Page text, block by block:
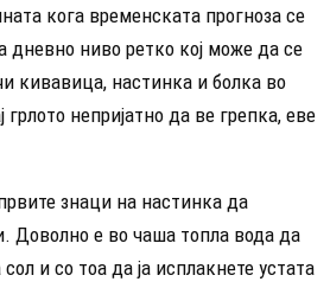
кога временската прогноза се
дневно ниво ретко кој може да се
кивавица, настинка и болка во
грлото непријатно да ве грепка, еве
знаци на настинка да
Доволно е во чаша топла вода да
и со тоа да ја исплакнете устата